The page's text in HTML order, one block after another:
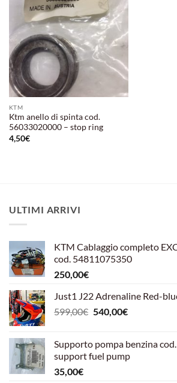
desideri
KTM
Ktm anello di spinta cod.
56033020000 – stop ring
4,50€
ULTIMI ARRIVI
KTM Cablaggio completo
cod. 54811075350
250,00€
Just1 J22 Adrenaline Red-
599,00€ Il
era:
599,00€.
540,00€Il
è:
540,00€.
Supporto pompa benzina
support fuel pump
35,00€